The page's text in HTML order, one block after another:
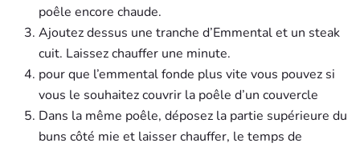
poêle encore chaude.
Ajoutez dessus une tranche d’Emmental et un steak
cuit. Laissez chauffer une minute.
pour que l’emmental fonde plus vite vous pouvez si
vous le souhaitez couvrir la poêle d’un couvercle
Dans la même poêle, déposez la partie supérieure du
buns côté mie et laisser chauffer, le temps de